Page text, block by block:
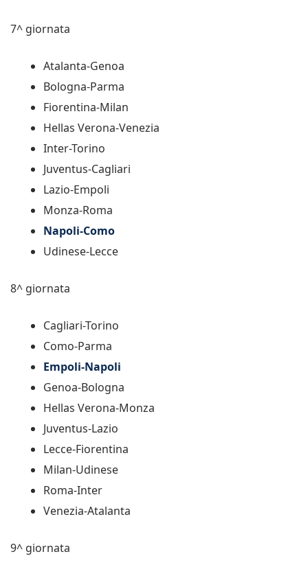
7^ giornata
Atalanta-Genoa
Bologna-Parma
Fiorentina-Milan
Hellas Verona-Venezia
Inter-Torino
Juventus-Cagliari
Lazio-Empoli
Monza-Roma
Napoli-Como
Udinese-Lecce
8^ giornata
Cagliari-Torino
Como-Parma
Empoli-Napoli
Genoa-Bologna
Hellas Verona-Monza
Juventus-Lazio
Lecce-Fiorentina
Milan-Udinese
Roma-Inter
Venezia-Atalanta
9^ giornata